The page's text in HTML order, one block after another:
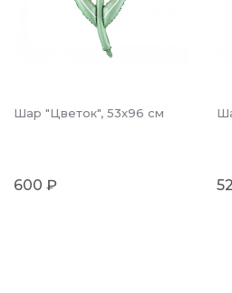
Шар "Цветок", 53x96 см
600 ₽